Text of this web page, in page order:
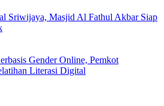
Sriwijaya, Masjid Al Fathul Akbar Siap
Gender Online, Pemkot
Literasi Digital